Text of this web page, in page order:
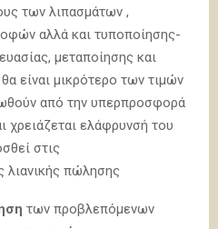
των λιπασμάτων ,
αλλά και τυποποίησης-
μεταποίησης και
είναι μικρότερο των τιμών
από την υπερπροσφορά
χρειάζεται ελάφρυνσή του
στις
λιανικής πώλησης
των προβλεπόμενων